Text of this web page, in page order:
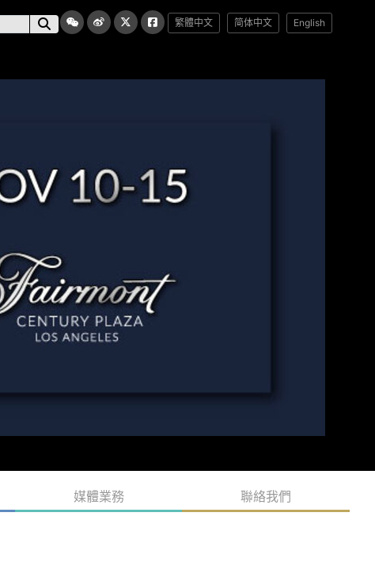
繁體中文 简体中文 English
媒體業務 聯絡我們